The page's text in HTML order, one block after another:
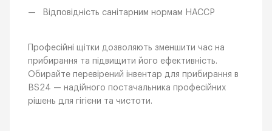
Відповідність санітарним нормам HACCP
Професійні щітки дозволяють зменшити час на
прибирання та підвищити його ефективність.
Обирайте перевірений інвентар для прибирання в
BS24 — надійного постачальника професійних
рішень для гігієни та чистоти.